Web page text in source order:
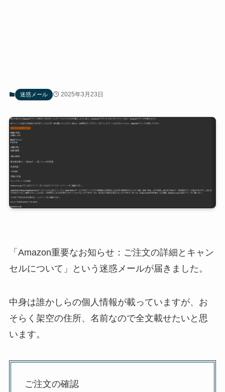
迷惑メール 2025年3月23日
「Amazon重要なお知らせ：ご注文の詳細とキャン
セルについて」という迷惑メールが届きました。
中身は誰かしらの個人情報が載っていますが、お
そらく架空の住所、名前なので全文載せたいと思
います。
ご注文の確認